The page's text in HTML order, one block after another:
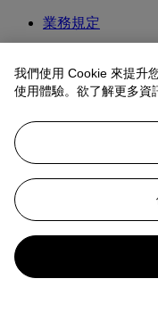
業務規定
更多來自戰後
查看全部
我們使用 Cookie 來提升
使用體驗。欲了解更多資